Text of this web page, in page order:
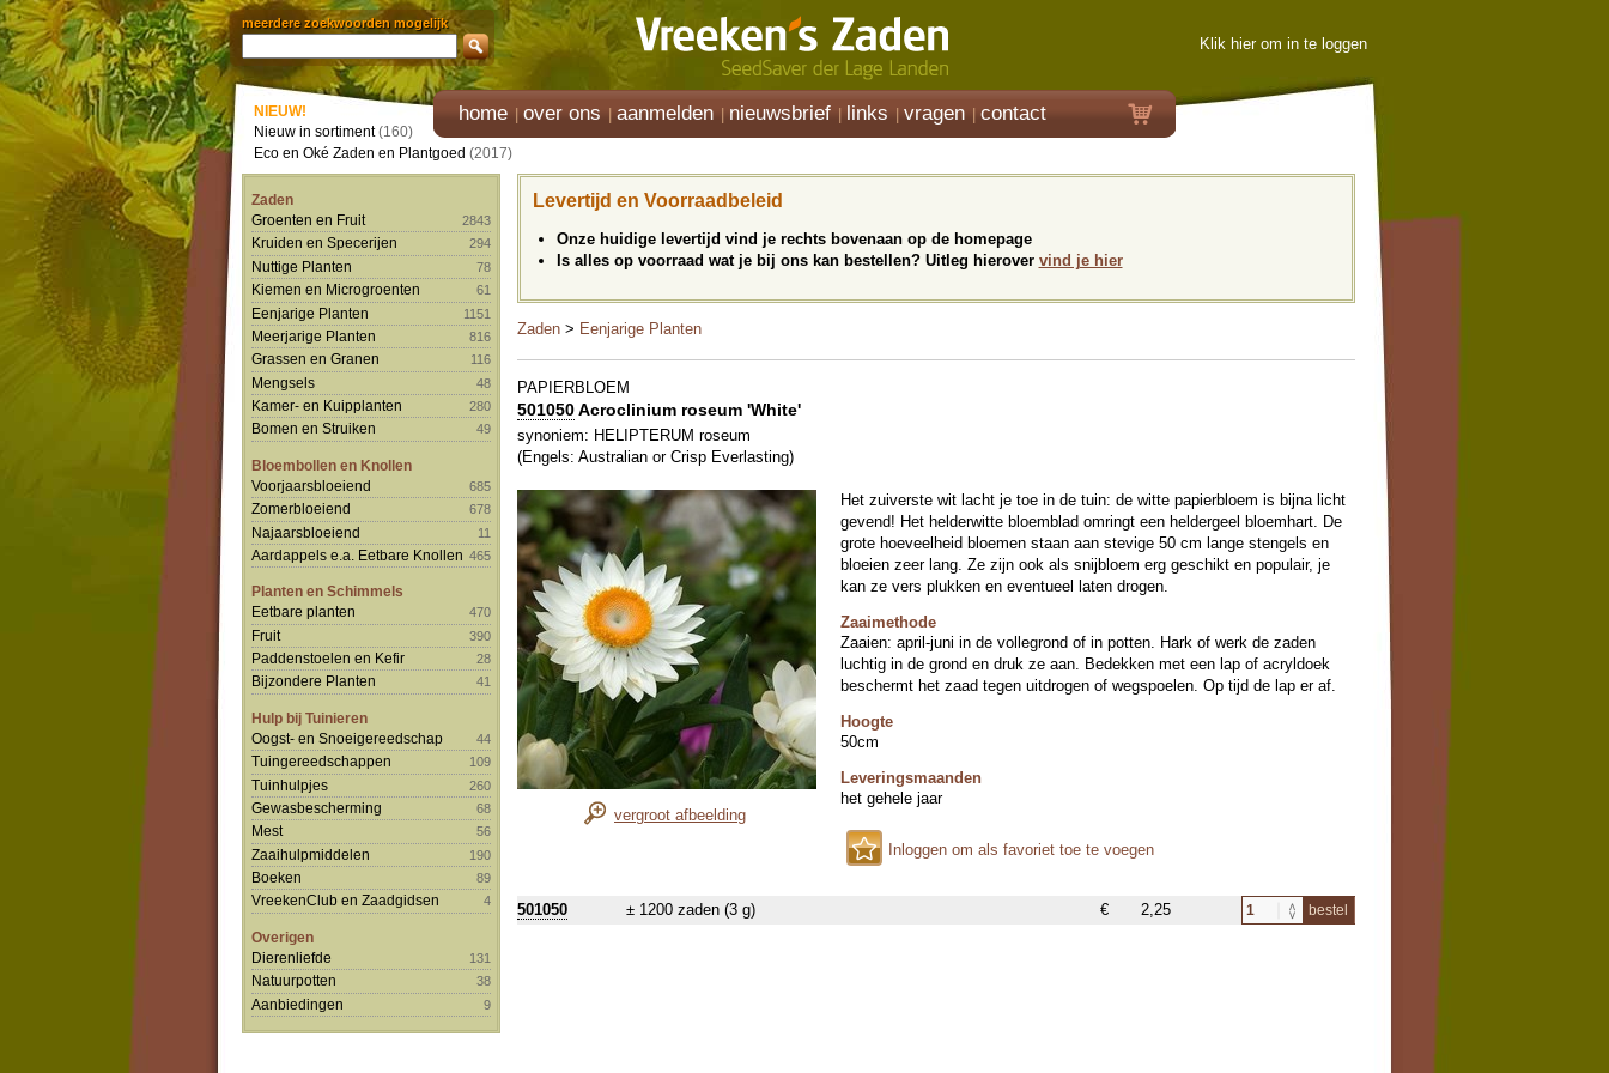
meerdere zoekwoorden mogelijk
Klik hier om in te loggen
home over ons aanmelden nieuwsbrief links vragen contact
NIEUW!
Nieuw in sortiment(160)
Eco en Oké Zaden en Plantgoed (2017)
Zaden
Groenten en Fruit
2843
Kruiden en Specerijen 294
Nuttige Planten 78
Kiemen en Microgroenten 61
Eenjarige Planten 1151
Meerjarige Planten 816
Grassen en Granen 116
Mengsels 48
Kamer- en Kuipplanten 280
Bomen en Struiken 49
Bloembollen en Knollen
Voorjaarsbloeiend
685
Zomerbloeiend 678
Najaarsbloeiend 11
Aardappels e.a. Eetbare Knollen 465
Planten en Schimmels
Eetbare planten
470
Fruit 390
Paddenstoelen en Kefir 28
Bijzondere Planten 41
Hulp bij Tuinieren
Oogst- en Snoeigereedschap
44
Tuingereedschappen 109
Tuinhulpjes 260
Gewasbescherming 68
Mest 56
Zaaihulpmiddelen 190
Boeken 89
VreekenClub en Zaadgidsen 4
Overigen
Dierenliefde
131
Natuurpotten 38
Aanbiedingen 9
Levertijd en Voorraadbeleid
Onze huidige levertijd vind je rechts bovenaan op de homepage
Is alles op voorraad wat je bij ons kan bestellen? Uitleg hierover vind je hier
Zaden > Eenjarige Planten
PAPIERBLOEM
501050Acroclinium roseum 'White'
synoniem: HELIPTERUM roseum
(Engels: Australian or Crisp Everlasting)
vergroot afbeelding
Het zuiverste wit lacht je toe in de tuin: de witte papierbloem is bijna licht
gevend! Het helderwitte bloemblad omringt een heldergeel bloemhart. De
grote hoeveelheid bloemen staan aan stevige 50 cm lange stengels en
bloeien zeer lang. Ze zijn ook als snijbloem erg geschikt en populair, je
kan ze vers plukken en eventueel laten drogen.
Zaaimethode
Zaaien: april-juni in de vollegrond of in potten. Hark of werk de zaden
luchtig in de grond en druk ze aan. Bedekken met een lap of acryldoek
beschermt het zaad tegen uitdrogen of wegspoelen. Op tijd de lap er af.
Hoogte
50cm
Leveringsmaanden
het gehele jaar
Inloggen om als favoriet toe te voegen
501050 ± 1200 zaden (3 g) € 2,25 bestel